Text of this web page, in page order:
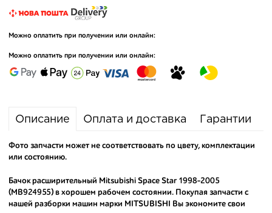
Можно оплатить при получении или онлайн:
Можно оплатить при получении или онлайн:
Описание Оплата и доставка Гарантии
Фото запчасти может не соответствовать по цвету, комплектации
или состоянию.
Бачок расширительный Mitsubishi Space Star 1998-2005
(MB924955) в хорошем рабочем состоянии. Покупая запчасти с
нашей разборки машин марки MITSUBISHI Вы экономите свои